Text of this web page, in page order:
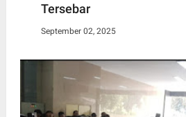
Tersebar
September 02, 2025